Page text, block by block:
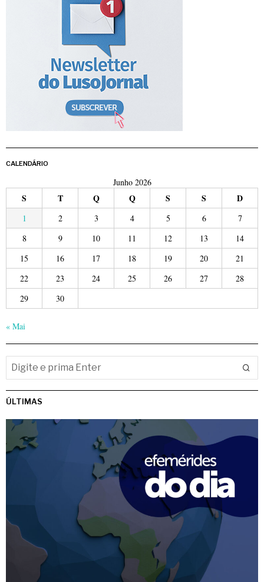
CALENDÁRIO
Junho 2026
S T Q Q S S D
1 2 3 4 5 6
7
8
9 10 11 12 13
14
15
16 17 18 19 20
21
22
23 24 25 26 27
28
29
30
« Mai
ÚLTIMAS